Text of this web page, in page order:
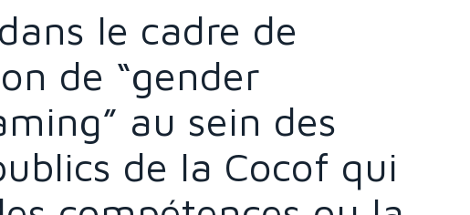
le cadre de
de “gender
au sein des
de la Cocof qui